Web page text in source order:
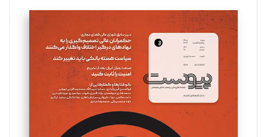
تحریریه
سروش کرمیان
تحریریه
مینا پاکدل